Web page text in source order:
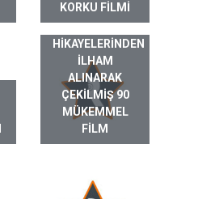
KORKU FILMI
GERÇEK HAYAT
HIKAYELERINDEN
ILHAM
ALINARAK
ÇEKILMIŞ 90
MÜKEMMEL
FILM